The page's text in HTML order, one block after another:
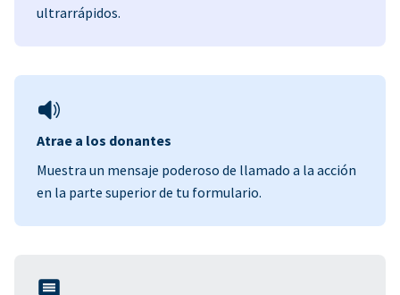
ultrarrápidos.
Atrae a los donantes
Muestra un mensaje poderoso de llamado a la acción
en la parte superior de tu formulario.